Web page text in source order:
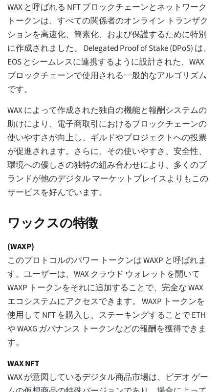
WAX と呼ばれる NFT ブロックチェーンとネットワーク
トークンは、すべての関係者のオンライン トランザク
ションを高速化、簡素化、および保護するために特別
に作成されました。 Delegated Proof of Stake (DPoS) は、
EOS とシームレスに連携するように設計された、WAX
ブロックチェーンで使用される一般的なアルゴリズム
です。
WAX によって作成された独自の機能と報酬システムの
助けにより、電子商取引におけるブロックチェーンの
使いやすさが向上し、ギルドやプロジェクトへの投票
が促進されます。さらに、その使いやすさ、安全性、
環境への優しさの独特の組み合わせにより、多くのブ
ランドが他のデジタル マーケットプレイスよりもこの
サービスを好んでいます。
ワックスの特徴
(WAXP)
このプロトコルのパワー トークンは WAXP と呼ばれま
す。ユーザーは、WAX クラウド ウォレットを開いて
WAXP トークンをそれに追加することで、完全な WAX
エコシステムにアクセスできます。 WAXP トークンを
使用して NFT を購入し、ステーキングすることで ETH
や WAXG ガバナンス トークンなどの報酬を獲得できま
す。
WAX NFT
WAX が意図しているデジタル商品市場は、ビデオ ゲー